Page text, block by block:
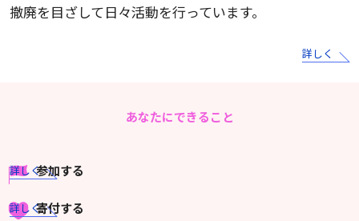
撤廃を目ざして日々活動を行っています。
詳しく
あなたにできること
参加する
詳しく
寄付する
詳しく